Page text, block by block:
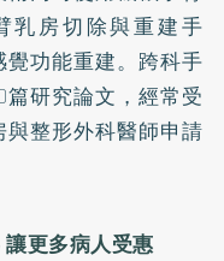
乳房切除與重建手
功能重建。跨科手
研究論文，經常受
整形外科醫師申請
更多病人受惠